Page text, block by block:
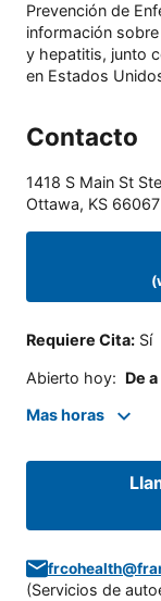
Prevención de
información
y hepatitis, junto
en Estados
Contacto
1418 S Main St
Ottawa, KS 66067
Requiere Cita: Sí
Abierto hoy: De a
Mas horas
(Servicios de